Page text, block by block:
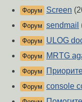
Форум Screen
Форум sendmail
Форум ULOG
Форум MRTG
Форум
Форум console